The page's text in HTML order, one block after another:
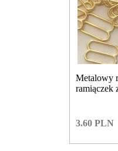
Metalowy
ramiączek
3.60 PLN